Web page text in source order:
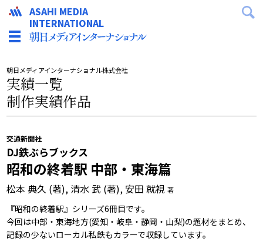
朝日メディアインターナショナル株式会社
実績一覧
制作実績作品
交通新聞社
DJ鉄ぶらブックス
昭和の終着駅 中部・東海篇
松本 典久 (著),‎ 清水 武 (著),‎ 安田 就視 著
『昭和の終着駅』シリーズ6冊目です。
今回は中部・東海地方(愛知・岐阜・静岡・山梨)の題材をまとめ、
記録の少ないローカル私鉄もカラーで収録しています。
ASAHI MEDIA
INTERNATIONAL